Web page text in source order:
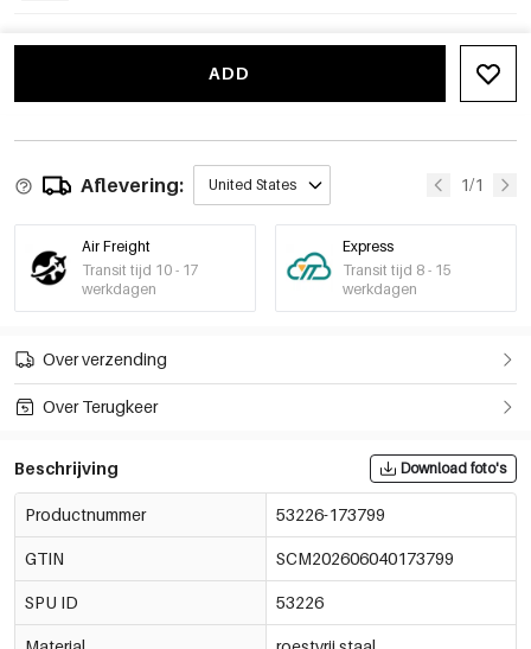
ADD
Aflevering: United States 1/1
Air Freight
Transit tijd 10 - 17
werkdagen
Express
Transit tijd 8 - 15
werkdagen
Over verzending
Over Terugkeer
Beschrijving Download foto's
Productnummer 53226-173799
GTIN SCM202606040173799
SPU ID 53226